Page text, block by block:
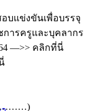
บแข่งขันเพื่อบรรจุ
การครูและบุคลากร
—>> คลิกที่นี่
…………)